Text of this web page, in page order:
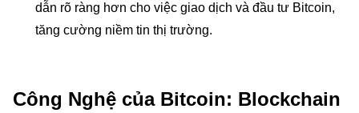
dẫn rõ ràng hơn cho việc giao dịch và đầu tư Bitcoin,
tăng cường niềm tin thị trường.
Công Nghệ của Bitcoin: Blockchain